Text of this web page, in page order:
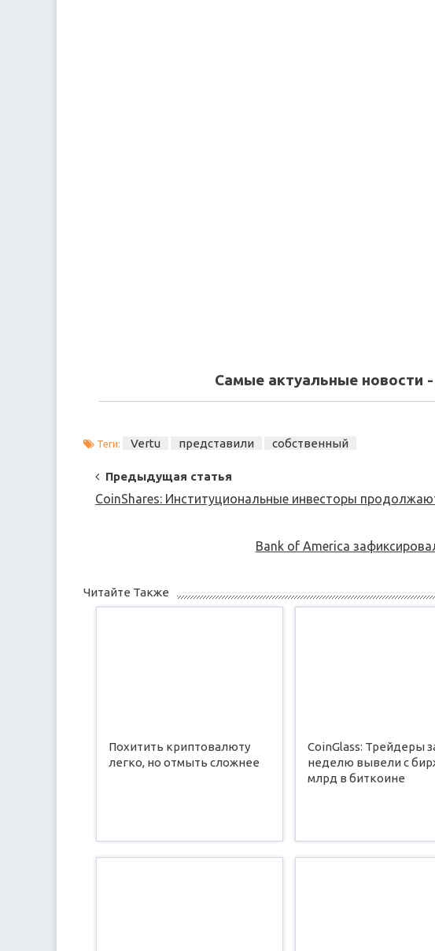
Самые актуальные новости -
Теги: Vertu представили собственный
Post
Navigation
Предыдущая статья
CoinShares: Институциональные инвесторы
Bank of America
Читайте Также
Похитить криптовалюту
легко, но отмыть сложнее
CoinGlass: Трейдеры
неделю вывели с
млрд в биткоине